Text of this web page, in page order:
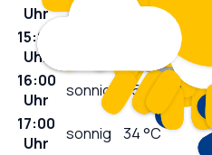
Uhr
15:00
Uhr
16:00
Uhr
sonnig 35°C
17:00
Uhr
sonnig 34°C